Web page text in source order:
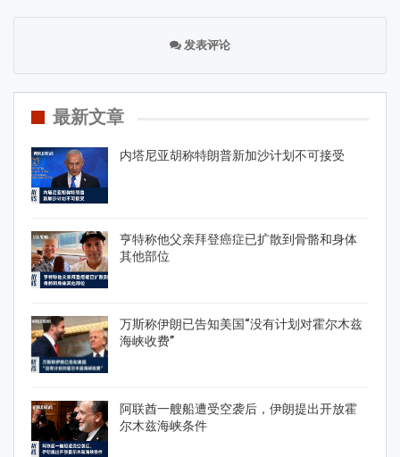
发表评论
最新文章
内塔尼亚胡称特朗普新加沙计划不可接受
亨特称他父亲拜登癌症已扩散到骨骼和身体
其他部位
万斯称伊朗已告知美国“没有计划对霍尔木兹
海峡收费”
阿联酋一艘船遭受空袭后，伊朗提出开放霍
尔木兹海峡条件